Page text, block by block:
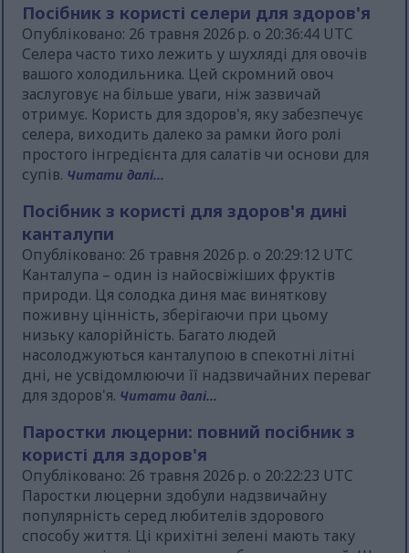
Посібник з користі селери для здоров'я
Опубліковано: 26 травня 2026 р. о 20:36:44 UTC
Селера часто тихо лежить у шухляді для овочів
вашого холодильника. Цей скромний овоч
заслуговує на більше уваги, ніж зазвичай
отримує. Користь для здоров'я, яку забезпечує
селера, виходить далеко за рамки його ролі
простого інгредієнта для салатів чи основи для
супів. Читати далі...
Посібник з користі для здоров'я дині
канталупи
Опубліковано: 26 травня 2026 р. о 20:29:12 UTC
Канталупа – один із найосвіжіших фруктів
природи. Ця солодка диня має виняткову
поживну цінність, зберігаючи при цьому
низьку калорійність. Багато людей
насолоджуються канталупою в спекотні літні
дні, не усвідомлюючи її надзвичайних переваг
для здоров'я. Читати далі...
Паростки люцерни: повний посібник з
користі для здоров'я
Опубліковано: 26 травня 2026 р. о 20:22:23 UTC
Паростки люцерни здобули надзвичайну
популярність серед любителів здорового
способу життя. Ці крихітні зелені мають таку